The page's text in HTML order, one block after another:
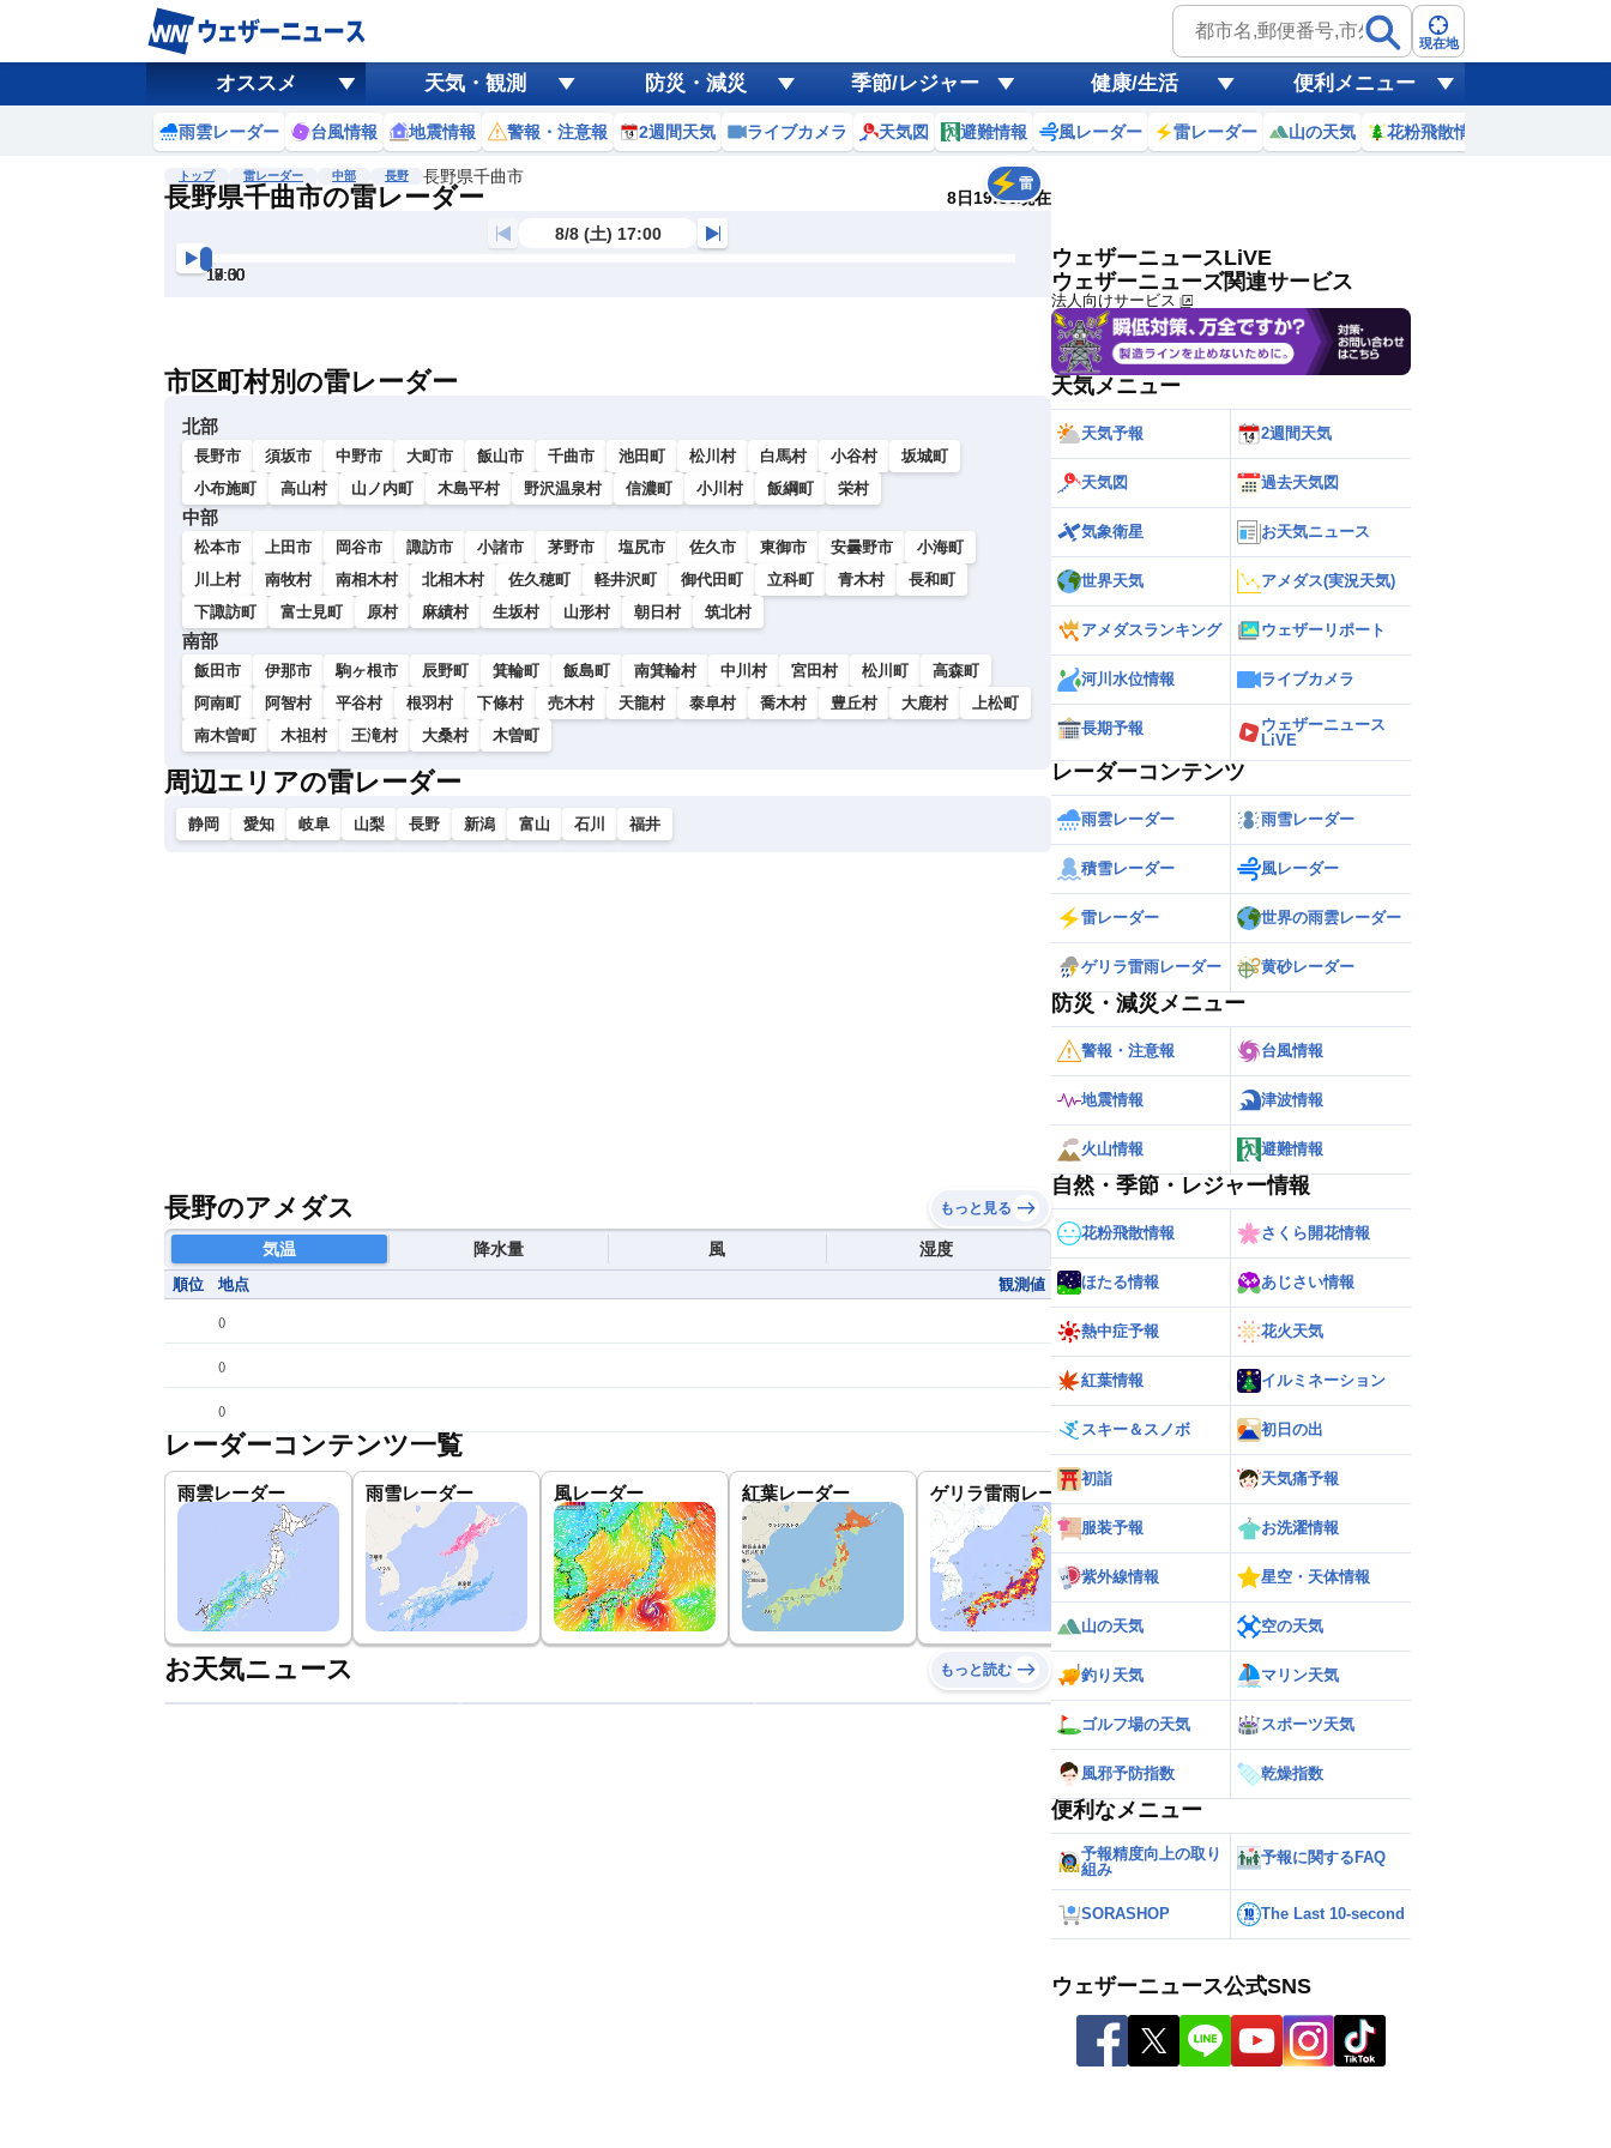
現在地
オススメ 天気・観測 防災・減災 季節/レジャー 健康/生活 便利メニュー
雨雲レーダー 台風情報 地震情報 警報・注意報 2週間天気 ライブカメラ 天気図 避難情報 風レーダー 雷レーダー 山の天気 花粉飛散情報
トップ 雷レーダー 中部 長野 長野県千曲市
長野県千曲市の雷レーダー 8日19:50現在
雷
風
黄砂
天気 台風
8/8 (土) 17:00
17:00
17:30
18:00
18:30
19:00
19:30
市区町村別の雷レーダー
北部
長野市 須坂市 中野市 大町市 飯山市 千曲市 池田町 松川村 白馬村 小谷村
坂城町
小布施町
高山村 山ノ内町 木島平村 野沢温泉村 信濃町 小川村 飯綱町 栄村
中部
松本市 上田市 岡谷市 諏訪市 小諸市 茅野市 塩尻市 佐久市 東御市 安曇野市
小海町
川上村
南牧村 南相木村 北相木村 佐久穂町 軽井沢町 御代田町 立科町 青木村
長和町
下諏訪町
富士見町 原村 麻績村 生坂村 山形村 朝日村 筑北村
南部
飯田市 伊那市 駒ヶ根市 辰野町 箕輪町 飯島町 南箕輪村 中川村 宮田村 松川町
高森町
阿南町
阿智村 平谷村 根羽村 下條村 売木村 天龍村 泰阜村 喬木村 豊丘村 大鹿村
上松町
南木曽町
木祖村 王滝村 大桑村 木曽町
周辺エリアの雷レーダー
静岡 愛知 岐阜 山梨 長野 新潟 富山 石川 福井
長野のアメダス もっと見る
気温 降水量 風 湿度
順位 地点 観測値
()
()
()
レーダーコンテンツ一覧
雨雲レーダー 雨雪レーダー 風レーダー 紅葉レーダー ゲリラ雷雨レーダー 世界の雨雲レーダー
お天気ニュース もっと読む
ウェザーニュースLiVE
ウェザーニューズ関連サービス
法人向けサービス
天気メニュー
天気予報 2週間天気
天気図 過去天気図
気象衛星 お天気ニュース
世界天気 アメダス(実況天気)
アメダスランキング ウェザーリポート
河川水位情報 ライブカメラ
長期予報
ウェザーニュース
LiVE
レーダーコンテンツ
雨雲レーダー 雨雪レーダー
積雪レーダー 風レーダー
雷レーダー 世界の雨雲レーダー
ゲリラ雷雨レーダー 黄砂レーダー
防災・減災メニュー
警報・注意報 台風情報
地震情報 津波情報
火山情報 避難情報
自然・季節・レジャー情報
花粉飛散情報 さくら開花情報
ほたる情報 あじさい情報
熱中症予報 花火天気
紅葉情報 イルミネーション
スキー＆スノボ 初日の出
初詣 天気痛予報
服装予報 お洗濯情報
紫外線情報 星空・天体情報
山の天気 空の天気
釣り天気 マリン天気
ゴルフ場の天気 スポーツ天気
風邪予防指数 乾燥指数
便利なメニュー
予報精度向上の取り
組み
予報に関するFAQ
SORASHOP The Last 10-second
ウェザーニュース公式SNS